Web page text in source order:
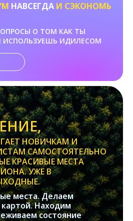
НАВСЕГДА И СЭКОНОМЬ
О ТОМ КАК ТЫ
ИСПОЛЬЗУЕШЬ ИДИЛЕСОМ
НОВИЧКАМ И
САМОСТОЯТЕЛЬНО
КРАСИВЫЕ МЕСТА
УЖЕ В
места. Делаем
Находим
состояние